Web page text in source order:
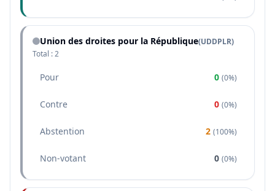
Union des droites pour la République(UDDPLR)
Total :2
Pour 0 (0%)
Contre 0 (0%)
Abstention 2 (100%)
Non-votant 0 (0%)